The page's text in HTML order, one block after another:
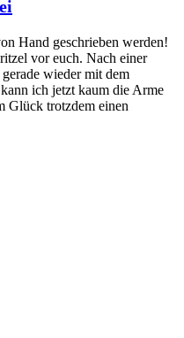
Hand geschrieben werden!
vor euch. Nach einer
wieder mit dem
ich jetzt kaum die Arme
Glück trotzdem einen